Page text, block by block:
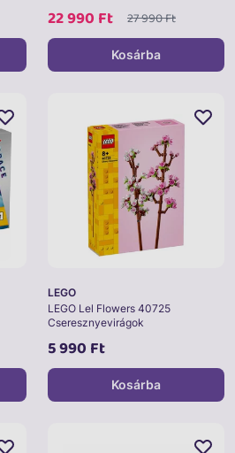
22 990 Ft 27 990 Ft
Kosárba
LEGO
LEGO Lel Flowers 40725
Cseresznyevirágok
5 990 Ft
Kosárba